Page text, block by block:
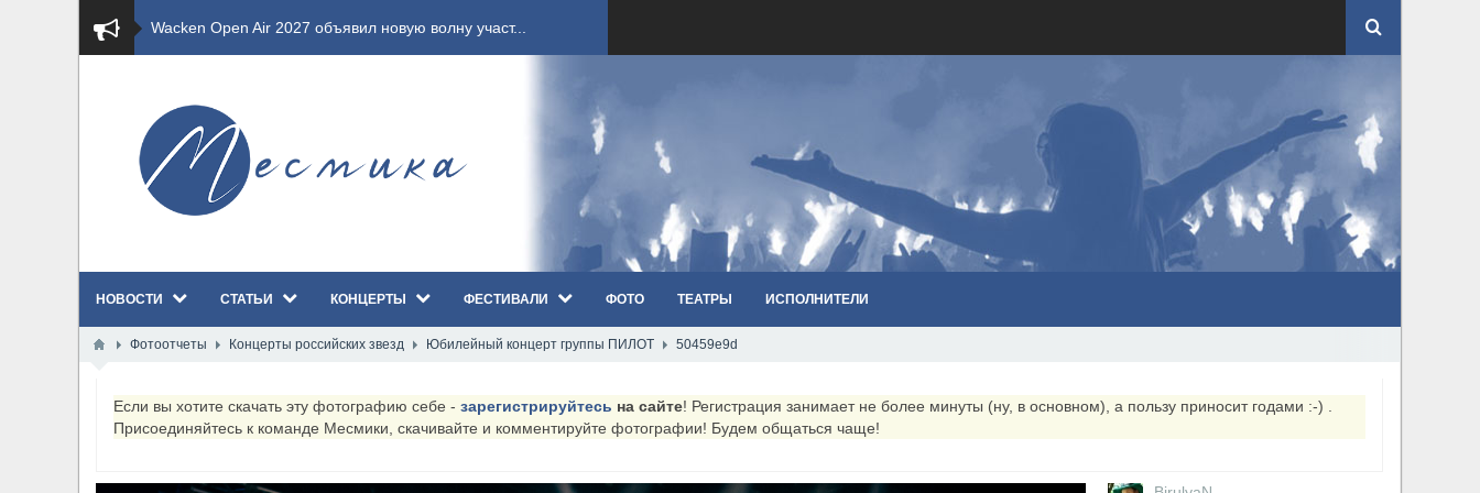
​Wacken Open Air 2027 объявил новую волну участ...
​Wacken Open Air 2026 полностью распродан
GHOST возвращаются на большие экраны с новым ко...
​Wacken Open Air 2026: открыт новый портал Cash...
Всероссийский рок-фестиваль HAMMER FEST впервые...
НОВОСТИ СТАТЬИ КОНЦЕРТЫ ФЕСТИВАЛИ ФОТО ТЕАТРЫ ИСПОЛНИТЕЛИ
Фотоотчеты Концерты российских звезд Юбилейный концерт группы ПИЛОТ 50459e9d
Если вы хотите скачать эту фотографию себе - зарегистрируйтесь на сайте! Регистрация занимает не более минуты (ну, в основном), а пользу приносит годами :-) .
Присоединяйтесь к команде Месмики, скачивайте и комментируйте фотографии! Будем общаться чаще!